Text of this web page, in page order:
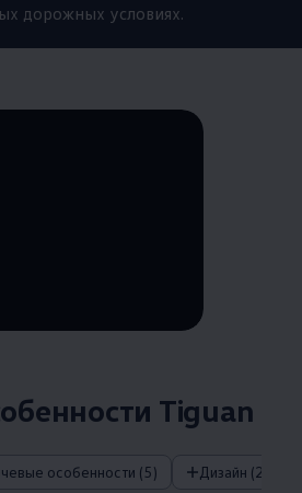
дорожных условиях.
Remaining time, --:--
Tiguan
особенности (5) Дизайн (2)